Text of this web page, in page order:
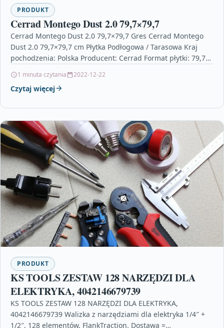
PRODUKT
Cerrad Montego Dust 2.0 79,7×79,7
Cerrad Montego Dust 2.0 79,7×79,7 Gres Cerrad Montego
Dust 2.0 79,7×79,7 cm Płytka Podłogowa / Tarasowa Kraj
pochodzenia: Polska Producent: Cerrad Format płytki: 79,7…
1 minuta czytania 2022-12-22
Czytaj więcej
PRODUKT
KS TOOLS ZESTAW 128 NARZĘDZI DLA
ELEKTRYKA, 4042146679739
KS TOOLS ZESTAW 128 NARZĘDZI DLA ELEKTRYKA,
4042146679739 Walizka z narzędziami dla elektryka 1/4″ +
1/2″, 128 elementów, FlankTraction. Dostawa =